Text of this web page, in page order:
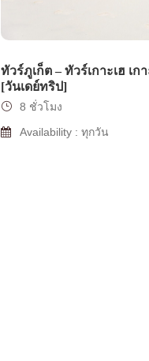
ทัวร์ภูเก็ต – ทัวร์เกาะเฮ เ
[วันเดย์ทริป]
8 ชั่วโมง
Availability : ทุกวัน